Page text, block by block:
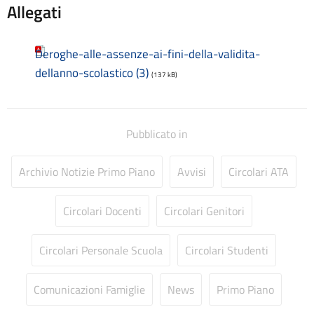
Consulenti e collaboratori
Contrattazione collettiva
Contrattazione integrativa
Cookie Policy (UE)
Docenti
Home
Incarichi conferiti e autorizzati ai dipendenti
Allegati
Deroghe-alle-assenze-ai-fini-della-validita-
dellanno-scolastico (3) (137 kB)
Pubblicato in
Archivio Notizie Primo Piano Avvisi Circolari ATA
Circolari Docenti Circolari Genitori
Circolari Personale Scuola Circolari Studenti
Comunicazioni Famiglie News Primo Piano